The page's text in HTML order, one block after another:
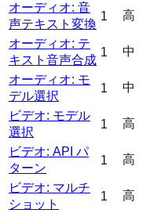
オーディオ: 音
声テキスト変換
1 高
オーディオ: テ
キスト音声合成
1 中
オーディオ: モ
デル選択
1 中
ビデオ: モデル
選択
1 高
ビデオ: API パ
ターン
1 高
ビデオ: マルチ
ショット
1 高